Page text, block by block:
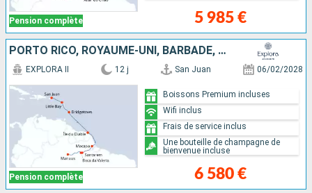
Pension complète 5 985 €
PORTO RICO, ROYAUME-UNI, BARBADE, ANTIGUA-ET-BARBUDA, BRÉSIL
Pension complète
EXPLORA II 12 j San Juan 06/02/2028
6 580 €
Boissons Premium incluses
Wifi inclus
Frais de service inclus
Une bouteille de champagne de
bienvenue incluse